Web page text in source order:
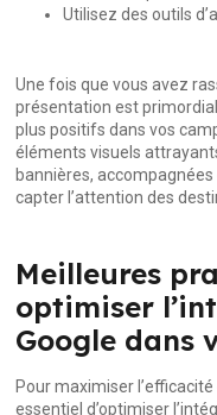
Utilisez des outils
Une fois que vous avez
présentation est
plus positifs dans vos
éléments visuels
bannières,
capter l’attention des
Meilleures
optimiser
Google dans
Pour maximiser l’efficacité
essentiel d’optimiser